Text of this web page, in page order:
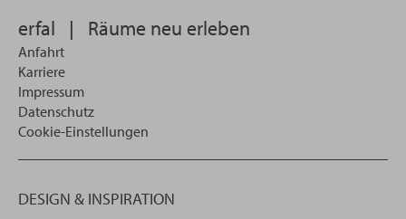
erfal | Räume neu erleben
Anfahrt
Karriere
Impressum
Datenschutz
Cookie-Einstellungen
DESIGN & INSPIRATION